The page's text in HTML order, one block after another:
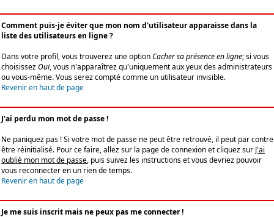
Comment puis-je éviter que mon nom d'utilisateur apparaisse dans la
liste des utilisateurs en ligne ?
Dans votre profil, vous trouverez une optionCacher sa présence en ligne; si vous
choisissezOui, vous n'apparaîtrez qu'uniquement aux yeux des administrateurs
ou vous-même. Vous serez compté comme un utilisateur invisible.
Revenir en haut de page
J'ai perdu mon mot de passe !
Ne paniquez pas ! Si votre mot de passe ne peut être retrouvé, il peut par contre
être réinitialisé. Pour ce faire, allez sur la page de connexion et cliquez sur J'ai
oublié mon mot de passe, puis suivez les instructions et vous devriez pouvoir
vous reconnecter en un rien de temps.
Revenir en haut de page
Je me suis inscrit mais ne peux pas me connecter !